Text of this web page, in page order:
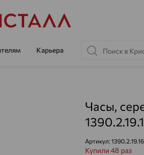
Карьера
Часы,
Артикул:
Купили 48 раз